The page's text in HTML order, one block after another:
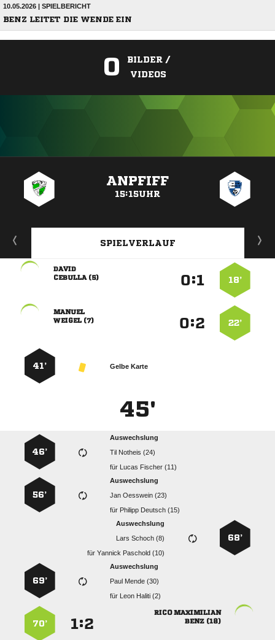
10.05.2026 | SPIELBERICHT
BENZ LEITET DIE WENDE EIN
0
BILDER /
VIDEOS
ANPFIFF
15:15UHR
SPIELVERLAUF
18’
:

 
22’
:

 
Gelbe Karte
41’
45'
Auswechslung
  
für   
46’
Auswechslung
  
für   
56’
68’
Auswechslung
  
für  
Auswechslung
  
für   
69’
 
 
:
70’